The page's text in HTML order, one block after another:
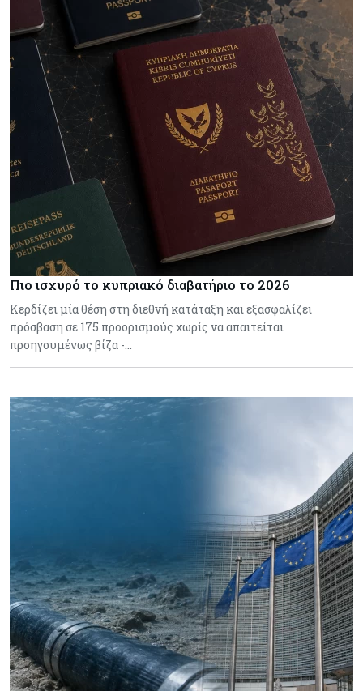
Πιο ισχυρό το κυπριακό διαβατήριο το 2026
Κερδίζει μία θέση στη διεθνή κατάταξη και εξασφαλίζει
πρόσβαση σε 175 προορισμούς χωρίς να απαιτείται
προηγουμένως βίζα -…